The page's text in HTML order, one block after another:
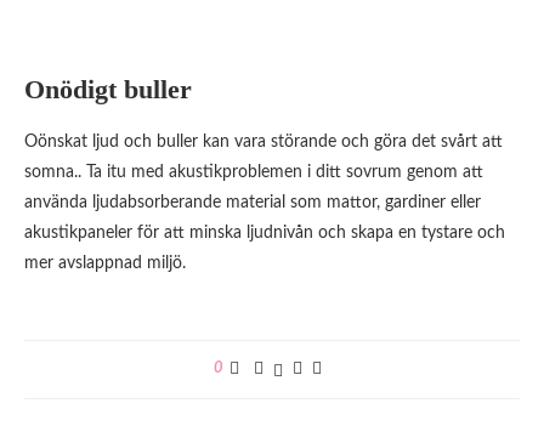
Onödigt buller
Oönskat ljud och buller kan vara störande och göra det svårt att
somna.. Ta itu med akustikproblemen i ditt sovrum genom att
använda ljudabsorberande material som mattor, gardiner eller
akustikpaneler för att minska ljudnivån och skapa en tystare och
mer avslappnad miljö.
0